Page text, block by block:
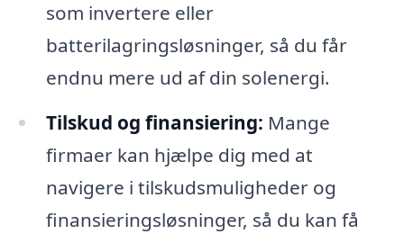
som invertere eller
batterilagringsløsninger, så du får
endnu mere ud af din solenergi.
Tilskud og finansiering: Mange
firmaer kan hjælpe dig med at
navigere i tilskudsmuligheder og
finansieringsløsninger, så du kan få